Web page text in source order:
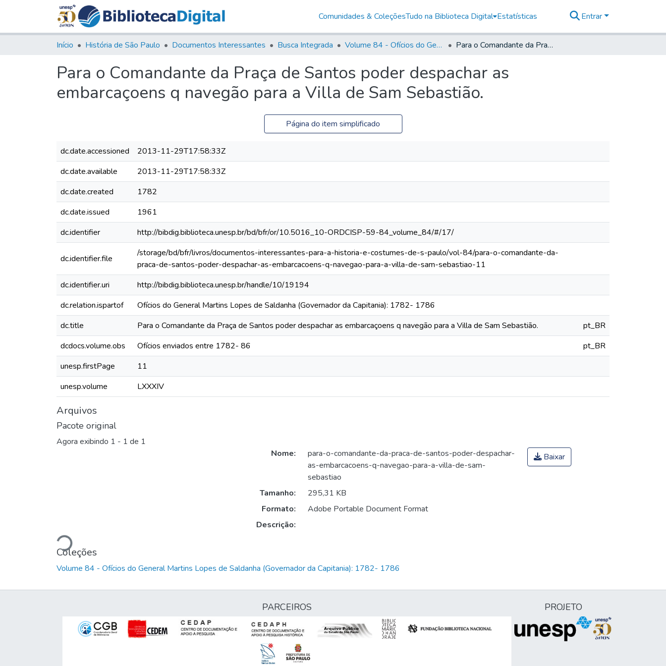
Comunidades & ColeçõesTudo na Biblioteca Digital Estatísticas Entrar
Início História de São Paulo Documentos Interessantes Busca Integrada Volume 84 - Ofícios do General Martins Lopes de Saldanha (Governador da Capitania): 1782- 1786 Para o Comandante da Praça de Santos poder despachar as embarcaçoens q navegão para a Villa de Sam Sebastião.
Para o Comandante da Praça de Santos poder despachar as
embarcaçoens q navegão para a Villa de Sam Sebastião.
Página do item simplificado
dc.date.accessioned
2013-11-29T17:58:33Z
dc.date.available
2013-11-29T17:58:33Z
dc.date.created
1782
dc.date.issued
1961
dc.identifier
http://bibdig.biblioteca.unesp.br/bd/bfr/or/10.5016_10-ORDCISP-59-84_volume_84/#/17/
dc.identifier.file
/storage/bd/bfr/livros/documentos-interessantes-para-a-historia-e-costumes-de-s-paulo/vol-84/para-o-comandante-da-
praca-de-santos-poder-despachar-as-embarcacoens-q-navegao-para-a-villa-de-sam-sebastiao-11
dc.identifier.uri
http://bibdig.biblioteca.unesp.br/handle/10/19194
dc.relation.ispartof
Ofícios do General Martins Lopes de Saldanha (Governador da Capitania): 1782- 1786
dc.title
Para o Comandante da Praça de Santos poder despachar as embarcaçoens q navegão para a Villa de Sam Sebastião.
pt_BR
dcdocs.volume.obs
Ofícios enviados entre 1782- 86
pt_BR
unesp.firstPage
11
unesp.volume
LXXXIV
Arquivos
Pacote original
Agora exibindo 1 - 1 de 1
Carregando...
Nome:
para-o-comandante-da-praca-de-santos-poder-despachar-
as-embarcacoens-q-navegao-para-a-villa-de-sam-
sebastiao
Tamanho:
295,31 KB
Formato:
Adobe Portable Document Format
Descrição:
Baixar
Coleções
Volume 84 - Ofícios do General Martins Lopes de Saldanha (Governador da Capitania): 1782- 1786
PARCEIROS PROJETO